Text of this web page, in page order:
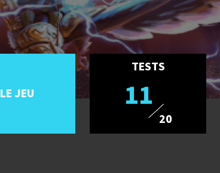
LE JEU
TESTS
11
20